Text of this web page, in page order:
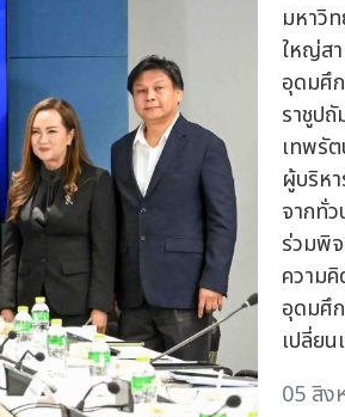
มหาวิ
ใหญ่ส
อุดมศึ
ราชูป
เทพรั
ผู้บริห
จากทั่
ร่วมพิ
ความ
อุดมศึ
เปลี่ย
05 สิง